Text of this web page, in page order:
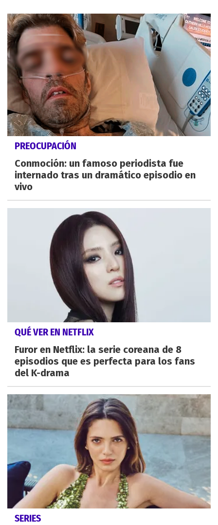
PREOCUPACIÓN
Conmoción: un famoso periodista fue
internado tras un dramático episodio en
vivo
QUÉ VER EN NETFLIX
Furor en Netflix: la serie coreana de 8
episodios que es perfecta para los fans
del K-drama
SERIES